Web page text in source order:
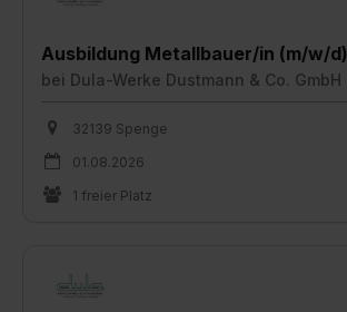
Ausbildung Metallbauer/in (m/w/d)
bei Dula-Werke Dustmann & Co. GmbH
32139 Spenge
01.08.2026
1 freier Platz